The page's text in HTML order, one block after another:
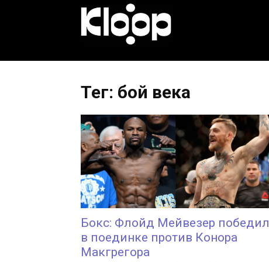
Новости
Кыргызстана
Тег: бой века
Бокс: Флойд Мейвезер победил
в поединке против Конора
Макгрегора